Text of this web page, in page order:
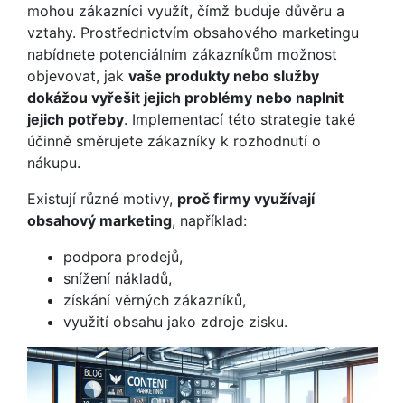
mohou zákazníci využít, čímž buduje důvěru a
vztahy. Prostřednictvím obsahového marketingu
nabídnete potenciálním zákazníkům možnost
objevovat, jak vaše produkty nebo služby
dokážou vyřešit jejich problémy nebo naplnit
jejich potřeby. Implementací této strategie také
účinně směrujete zákazníky k rozhodnutí o
nákupu.
Existují různé motivy, proč firmy využívají
obsahový marketing, například:
podpora prodejů,
snížení nákladů,
získání věrných zákazníků,
využití obsahu jako zdroje zisku.